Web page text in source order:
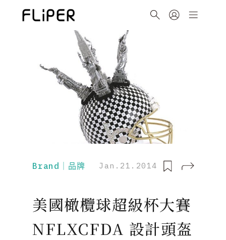
Brand｜品牌 Jan.21.2014
美國橄欖球超級杯大賽
NFLXCFDA 設計頭盔